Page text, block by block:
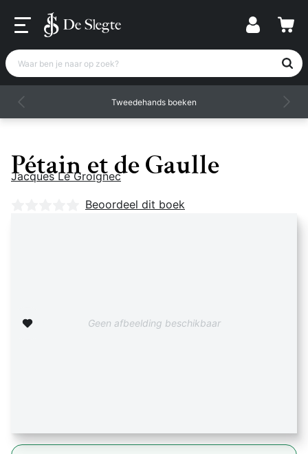
Waar ben je naar op zoek?
Tweedehands boeken
Pétain et de Gaulle
Jacques Le Groignec
Nog geen beoordelingen
Beoordeel dit boek
Geen afbeelding beschikbaar